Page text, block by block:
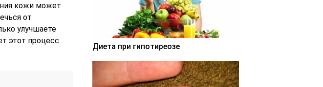
кожи может
от
улучшаете
этот процесс
Диета при гипотиреозе